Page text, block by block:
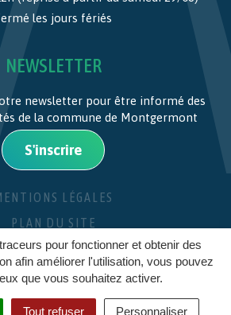
pour fonctionner et obtenir des
afin améliorer l'utilisation, vous pouvez
que vous souhaitez activer.
Tout refuser Personnaliser
les jours fériés
NEWSLETTER
newsletter pour être informé des
de la commune de Montgermont
S'inscrire
LÉGALES
PLAN DU SITE
CRÉDITS